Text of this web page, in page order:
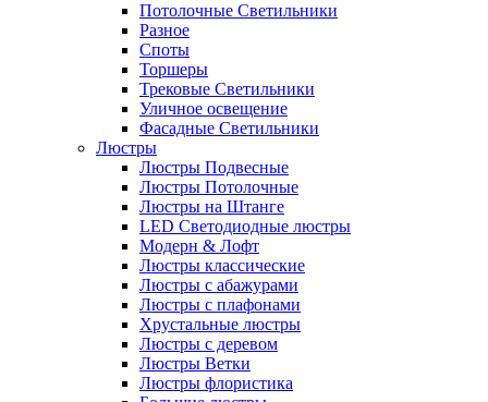
Потолочные Светильники
Разное
Споты
Торшеры
Трековые Светильники
Уличное освещение
Фасадные Светильники
Люстры
Люстры Подвесные
Люстры Потолочные
Люстры на Штанге
LED Светодиодные люстры
Модерн & Лофт
Люстры классические
Люстры с абажурами
Люстры с плафонами
Хрустальные люстры
Люстры с деревом
Люстры Ветки
Люстры флористика